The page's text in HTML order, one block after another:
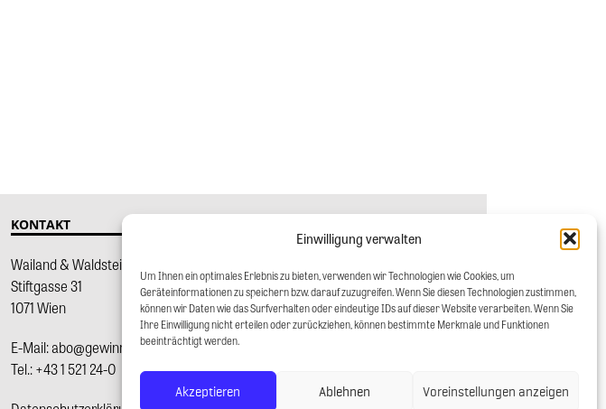
Einwilligung verwalten
Um Ihnen ein optimales Erlebnis zu bieten, verwenden wir Technologien wie Cookies, um
Geräteinformationen zu speichern bzw. darauf zuzugreifen. Wenn Sie diesen Technologien zustimmen,
können wir Daten wie das Surfverhalten oder eindeutige IDs auf dieser Website verarbeiten. Wenn Sie
Ihre Einwilligung nicht erteilen oder zurückziehen, können bestimmte Merkmale und Funktionen
beeinträchtigt werden.
Akzeptieren Ablehnen Voreinstellungen anzeigen
KONTAKT
Wailand & Waldstein Ges.m.b.H.
Stiftgasse 31
1071 Wien
E-Mail:abo@gewinn.com
Tel.:+43 1 521 24-0